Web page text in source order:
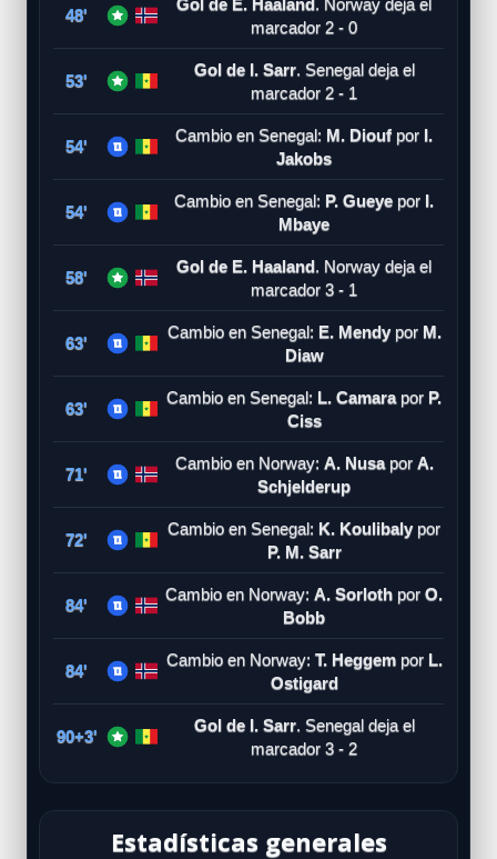
48'
marcador 2 - 0
53'
Gol de I. Sarr. Senegal deja el
marcador 2 - 1
54'
Cambio en Senegal: M. Diouf por I.
Jakobs
54'
Cambio en Senegal: P. Gueye por I.
Mbaye
58'
Gol de E. Haaland. Norway deja el
marcador 3 - 1
63'
Cambio en Senegal: E. Mendypor M.
Diaw
63'
Cambio en Senegal: L. Camarapor P.
Ciss
71'
Cambio en Norway: A. Nusapor A.
Schjelderup
72'
Cambio en Senegal: K. Koulibalypor
P. M. Sarr
84'
Cambio en Norway: A. Sorloth por O.
Bobb
84'
Cambio en Norway: T. Heggempor L.
Ostigard
90+3'
Gol de I. Sarr. Senegal deja el
marcador 3 - 2
Estadísticas generales